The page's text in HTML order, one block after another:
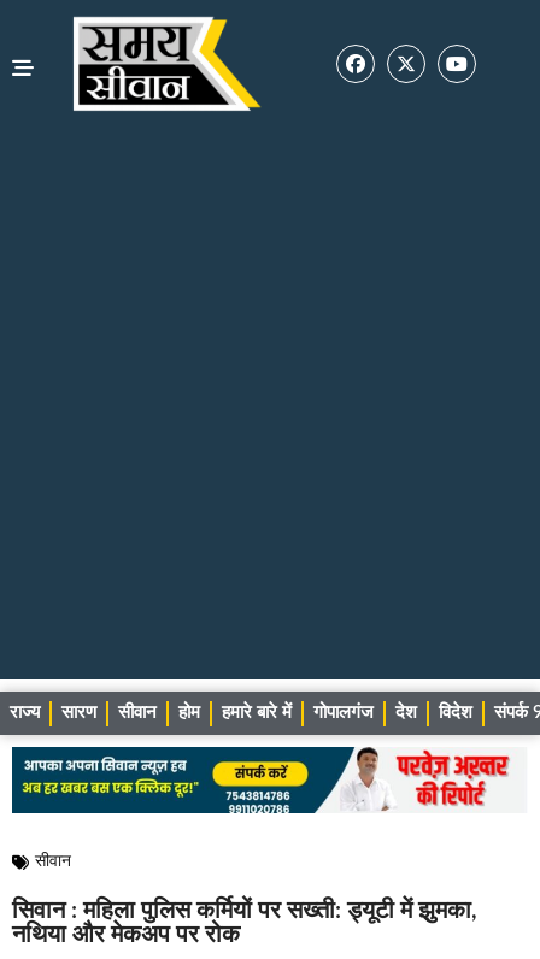
राज्य सारण सीवान होम हमारे बारे में गोपालगंज देश विदेश संपर्क
सीवान
सिवान : महिला पुलिस कर्मियों पर सख्ती: ड्यूटी में झुमका,
नथिया और मेकअप पर रोक